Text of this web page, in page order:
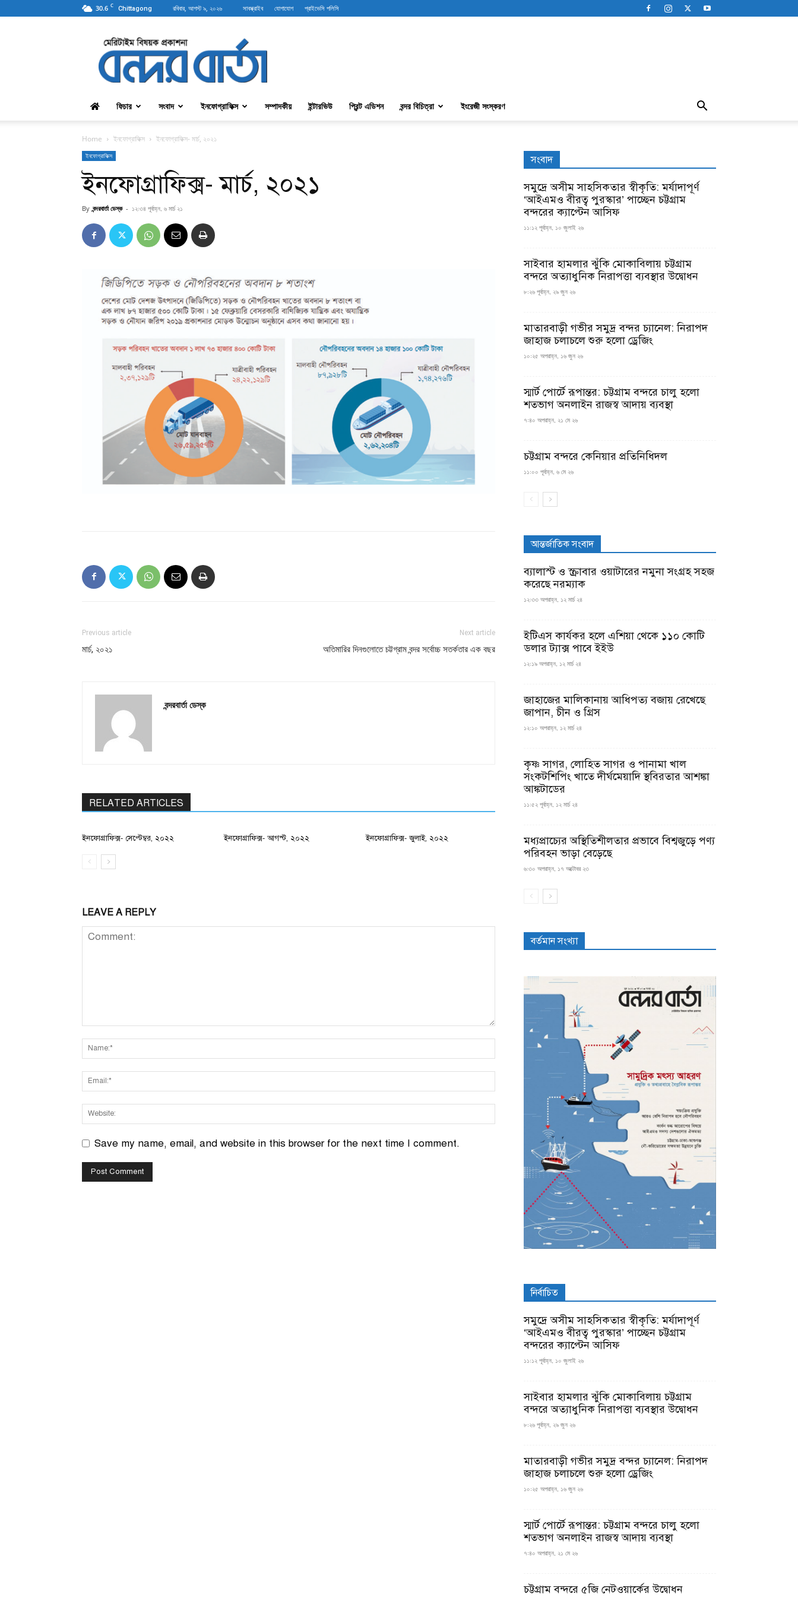
30.6 C Chittagong রবিবার, আগস্ট ৯, ২০২৬ সাবস্ক্রাইব যোগাযোগ প্রাইভেসি পলিসি
বন্দরবার্তা
ফিচার সংবাদ ইনফোগ্রাফিক্স সম্পাদকীয় ইন্টারভিউ প্রিন্ট এডিশন বন্দর বিচিত্রা ইংরেজী সংস্করণ
Home ইনফোগ্রাফিক্স ইনফোগ্রাফিক্স- মার্চ, ২০২১
ইনফোগ্রাফিক্স
ইনফোগ্রাফিক্স- মার্চ, ২০২১
By বন্দরবার্তা ডেস্ক - ১২:৩৪ পূর্বাহ্ন, ৬ মার্চ ২১
Previous article
মার্চ, ২০২১
Next article
অতিমারির দিনগুলোতে চট্টগ্রাম বন্দর সর্বোচ্চ সতর্কতার এক বছর
বন্দরবার্তা ডেস্ক
RELATED ARTICLES
ইনফোগ্রাফিক্স- সেপ্টেম্বর, ২০২২ ইনফোগ্রাফিক্স- আগস্ট, ২০২২ ইনফোগ্রাফিক্স- জুলাই, ২০২২
LEAVE A REPLY
Save my name, email, and website in this browser for the next time I comment.
সংবাদ
সমুদ্রে অসীম সাহসিকতার স্বীকৃতি: মর্যাদাপূর্ণ
‘আইএমও বীরত্ব পুরস্কার’ পাচ্ছেন চট্টগ্রাম
বন্দরের ক্যাপ্টেন আসিফ
১১:১২ পূর্বাহ্ন, ১০ জুলাই ২৬
সাইবার হামলার ঝুঁকি মোকাবিলায় চট্টগ্রাম
বন্দরে অত্যাধুনিক নিরাপত্তা ব্যবস্থার উদ্বোধন
৮:২৬ পূর্বাহ্ন, ২৯ জুন ২৬
মাতারবাড়ী গভীর সমুদ্র বন্দর চ্যানেল: নিরাপদ
জাহাজ চলাচলে শুরু হলো ড্রেজিং
১০:২৫ অপরাহ্ন, ১৬ জুন ২৬
স্মার্ট পোর্টে রূপান্তর: চট্টগ্রাম বন্দরে চালু হলো
শতভাগ অনলাইন রাজস্ব আদায় ব্যবস্থা
৭:৪০ অপরাহ্ন, ২১ মে ২৬
চট্টগ্রাম বন্দরে কেনিয়ার প্রতিনিধিদল
১১:০০ পূর্বাহ্ন, ৬ মে ২৬
আন্তর্জাতিক সংবাদ
ব্যালাস্ট ও স্ক্রাবার ওয়াটারের নমুনা সংগ্রহ সহজ
করেছে নরম্যাক
১২:৩৩ অপরাহ্ন, ১২ মার্চ ২৪
ইটিএস কার্যকর হলে এশিয়া থেকে ১১০ কোটি
ডলার ট্যাক্স পাবে ইইউ
১২:১৯ অপরাহ্ন, ১২ মার্চ ২৪
জাহাজের মালিকানায় আধিপত্য বজায় রেখেছে
জাপান, চীন ও গ্রিস
১২:১০ অপরাহ্ন, ১২ মার্চ ২৪
কৃষ্ণ সাগর, লোহিত সাগর ও পানামা খাল
সংকটশিপিং খাতে দীর্ঘমেয়াদি স্থবিরতার আশঙ্কা
আঙ্কটাডের
১১:৫২ পূর্বাহ্ন, ১২ মার্চ ২৪
মধ্যপ্রাচ্যের অস্থিতিশীলতার প্রভাবে বিশ্বজুড়ে পণ্য
পরিবহন ভাড়া বেড়েছে
৬:৩০ অপরাহ্ন, ১৭ অক্টোবর ২৩
বর্তমান সংখ্যা
নির্বাচিত
সমুদ্রে অসীম সাহসিকতার স্বীকৃতি: মর্যাদাপূর্ণ
‘আইএমও বীরত্ব পুরস্কার’ পাচ্ছেন চট্টগ্রাম
বন্দরের ক্যাপ্টেন আসিফ
১১:১২ পূর্বাহ্ন, ১০ জুলাই ২৬
সাইবার হামলার ঝুঁকি মোকাবিলায় চট্টগ্রাম
বন্দরে অত্যাধুনিক নিরাপত্তা ব্যবস্থার উদ্বোধন
৮:২৬ পূর্বাহ্ন, ২৯ জুন ২৬
মাতারবাড়ী গভীর সমুদ্র বন্দর চ্যানেল: নিরাপদ
জাহাজ চলাচলে শুরু হলো ড্রেজিং
১০:২৫ অপরাহ্ন, ১৬ জুন ২৬
স্মার্ট পোর্টে রূপান্তর: চট্টগ্রাম বন্দরে চালু হলো
শতভাগ অনলাইন রাজস্ব আদায় ব্যবস্থা
৭:৪০ অপরাহ্ন, ২১ মে ২৬
চট্টগ্রাম বন্দরে ৫জি নেটওয়ার্কের উদ্বোধন